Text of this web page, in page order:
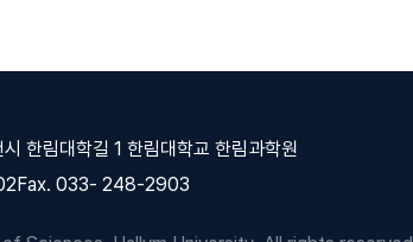
한림대학길 1 한림대학교 한림과학원
Fax. 033- 248-2903